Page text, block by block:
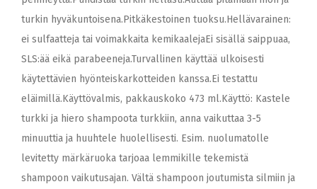
turkin hyväkuntoisena.Pitkäkestoinen tuoksu.Hellävarainen:
ei sulfaatteja tai voimakkaita kemikaalejaEi sisällä saippuaa,
SLS:ää eikä parabeeneja.Turvallinen käyttää ulkoisesti
käytettävien hyönteiskarkotteiden kanssa.Ei testattu
eläimillä.Käyttövalmis, pakkauskoko 473 ml.Käyttö: Kastele
turkki ja hiero shampoota turkkiin, anna vaikuttaa 3-5
minuuttia ja huuhtele huolellisesti. Esim. nuolumatolle
levitetty märkäruoka tarjoaa lemmikille tekemistä
shampoon vaikutusajan. Vältä shampoon joutumista silmiin ja